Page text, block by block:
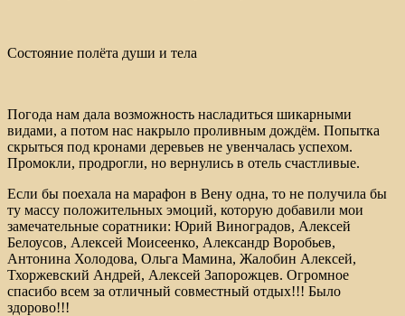
Состояние полёта души и тела
Погода нам дала возможность насладиться шикарными
видами, а потом нас накрыло проливным дождём. Попытка
скрыться под кронами деревьев не увенчалась успехом.
Промокли, продрогли, но вернулись в отель счастливые.
Если бы поехала на марафон в Вену одна, то не получила бы
ту массу положительных эмоций, которую добавили мои
замечательные соратники: Юрий Виноградов, Алексей
Белоусов, Алексей Моисеенко, Александр Воробьев,
Антонина Холодова, Ольга Мамина, Жалобин Алексей,
Тхоржевский Андрей, Алексей Запорожцев. Огромное
спасибо всем за отличный совместный отдых!!! Было
здорово!!!